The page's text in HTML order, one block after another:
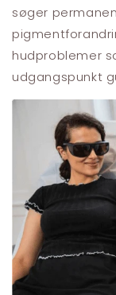
søger
hudproblemer
udgangspunkt